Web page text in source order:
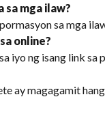
sa mga ilaw?
sa mga
online?
iyo ng isang link sa
ay magagamit